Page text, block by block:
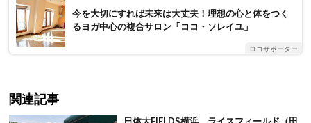
今を大切にすれば未来は大丈夫！理想の心と体をつく
るヨガ中心の複合サロン「ココ・ソレイユ」
ロコサポーター
関連記事
日体大FIELDS横浜 ライスフィールド（田